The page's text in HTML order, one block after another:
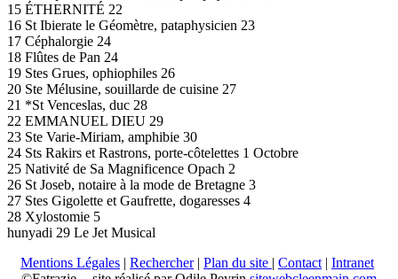
15 ÉTHERNITÉ 22
16 St Ibierate le Géomètre, pataphysicien 23
17 Céphalorgie 24
18 Flûtes de Pan 24
19 Stes Grues, ophiophiles 26
20 Ste Mélusine, souillarde de cuisine 27
21 *St Venceslas, duc 28
22 EMMANUEL DIEU 29
23 Ste Varie-Miriam, amphibie 30
24 Sts Rakirs et Rastrons, porte-côtelettes 1 Octobre
25 Nativité de Sa Magnificence Opach 2
26 St Joseb, notaire à la mode de Bretagne 3
27 Stes Gigolette et Gaufrette, dogaresses 4
28 Xylostomie 5
hunyadi 29 Le Jet Musical
Mentions Légales | Rechercher| Plan du site | Contact | Intranet